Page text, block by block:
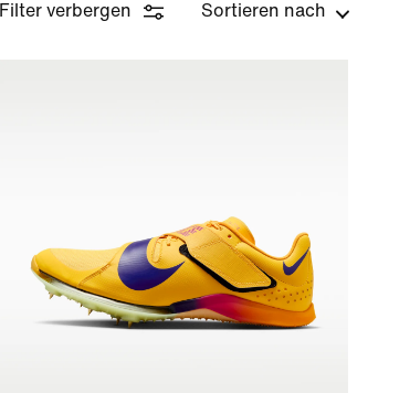
Filter verbergen Sortieren nach